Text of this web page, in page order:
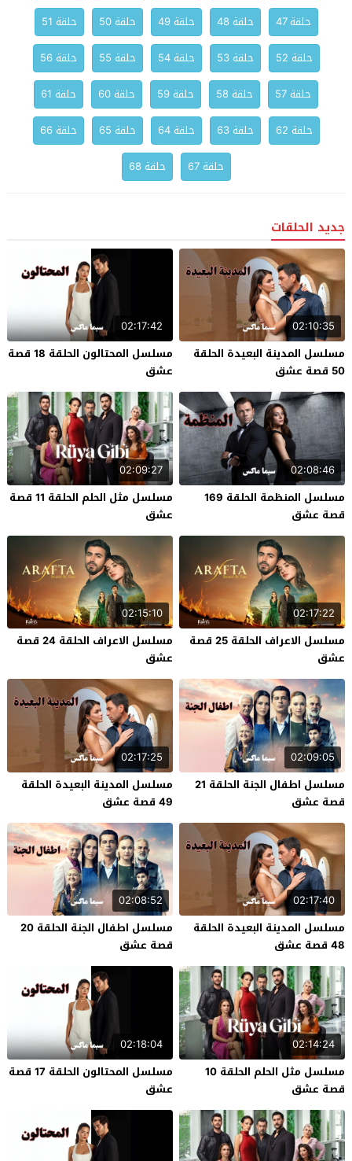
حلقة 47
حلقة 48 حلقة 49 حلقة 50
حلقة 51
حلقة 52
حلقة 53 حلقة 54 حلقة 55
حلقة 56
حلقة 57
حلقة 58 حلقة 59 حلقة 60
حلقة 61
حلقة 62
حلقة 63 حلقة 64 حلقة 65
حلقة 66
حلقة 67
حلقة 68
جديد الحلقات
02:10:35
مسلسل المدينة البعيدة الحلقة
50 قصة عشق
02:17:42
مسلسل المحتالون الحلقة 18 قصة
عشق
02:08:46
مسلسل المنظمة الحلقة 169
قصة عشق
02:09:27
مسلسل مثل الحلم الحلقة 11 قصة
عشق
02:17:22
مسلسل الاعراف الحلقة 25 قصة
عشق
02:15:10
مسلسل الاعراف الحلقة 24 قصة
عشق
02:09:05
مسلسل اطفال الجنة الحلقة 21
قصة عشق
02:17:25
مسلسل المدينة البعيدة الحلقة
49 قصة عشق
02:17:40
مسلسل المدينة البعيدة الحلقة
48 قصة عشق
02:08:52
مسلسل اطفال الجنة الحلقة 20
قصة عشق
02:14:24
مسلسل مثل الحلم الحلقة 10
قصة عشق
02:18:04
مسلسل المحتالون الحلقة 17 قصة
عشق